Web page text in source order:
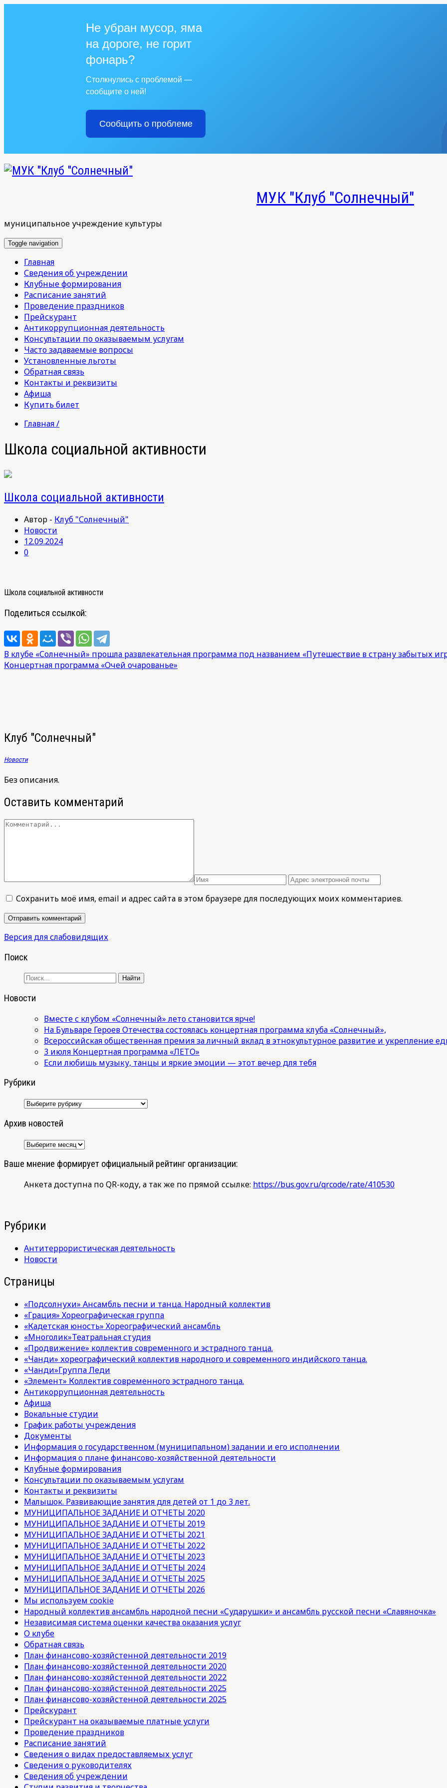
Не убран мусор, яма
на дороге, не горит
фонарь?
Столкнулись с проблемой —
сообщите о ней!
Сообщить о проблеме
МУК "Клуб "Солнечный"
муниципальное учреждение культуры
Toggle navigation
Главная
Сведения об учреждении
Клубные формирования
Расписание занятий
Проведение праздников
Прейскурант
Антикоррупционная деятельность
Консультации по оказываемым услугам
Часто задаваемые вопросы
Установленные льготы
Обратная связь
Контакты и реквизиты
Афиша
Купить билет
Главная /
Школа социальной активности
Школа социальной активности
Автор - Клуб "Солнечный"
Новости
12.09.2024
0
Школа социальной активности
Поделиться ссылкой:
Навигация
по
В клубе «Солнечный» прошла развлекательная программа под названием «Путешествие в страну забытых
Концертная программа «Очей очарованье»
Клуб "Солнечный"
Новости
Без описания.
Оставить комментарий
Сохранить моё имя, email и адрес сайта в этом браузере для последующих моих комментариев.
Версия для слабовидящих
Поиск
Новости
Вместе с клубом «Солнечный» лето становится ярче!
На Бульваре Героев Отечества состоялась концертная программа клуба «Солнечный»,
Всероссийская общественная премия за личный вклад в этнокультурное развитие и
3 июля Концертная программа «ЛЕТО»
Если любишь музыку, танцы и яркие эмоции — этот вечер для тебя
Рубрики
Рубрики
Архив новостей
Архив
Ваше мнение формирует официальный рейтинг организации:
Анкета доступна по QR-коду, а так же по прямой ссылке: https://bus.gov.ru/qrcode/rate/410530
Рубрики
Антитеррористическая деятельность
Новости
Страницы
«Подсолнухи» Ансамбль песни и танца. Народный коллектив
«Грация» Хореографическая группа
«Кадетская юность» Хореографический ансамбль
«Многолик»Театральная студия
«Продвижение» коллектив современного и эстрадного танца.
«Чанди» хореографический коллектив народного и современного индийского танца.
«Чанди»Группа Леди
«Элемент» Коллектив современного эстрадного танца.
Антикоррупционная деятельность
Афиша
Вокальные студии
График работы учреждения
Документы
Информация о государственном (муниципальном) задании и его исполнении
Информация о плане финансово-хозяйственной деятельности
Клубные формирования
Консультации по оказываемым услугам
Контакты и реквизиты
Малышок. Развивающие занятия для детей от 1 до 3 лет.
МУНИЦИПАЛЬНОЕ ЗАДАНИЕ И ОТЧЕТЫ 2020
МУНИЦИПАЛЬНОЕ ЗАДАНИЕ И ОТЧЕТЫ 2019
МУНИЦИПАЛЬНОЕ ЗАДАНИЕ И ОТЧЕТЫ 2021
МУНИЦИПАЛЬНОЕ ЗАДАНИЕ И ОТЧЕТЫ 2022
МУНИЦИПАЛЬНОЕ ЗАДАНИЕ И ОТЧЕТЫ 2023
МУНИЦИПАЛЬНОЕ ЗАДАНИЕ И ОТЧЕТЫ 2024
МУНИЦИПАЛЬНОЕ ЗАДАНИЕ И ОТЧЕТЫ 2025
МУНИЦИПАЛЬНОЕ ЗАДАНИЕ И ОТЧЕТЫ 2026
Мы используем cookie
Народный коллектив ансамбль народной песни «Сударушки» и ансамбль русской песни «Славяночка»
Независимая система оценки качества оказания услуг
О клубе
Обратная связь
План финансово-хозяйстенной деятельности 2019
План финансово-хозяйстенной деятельности 2020
План финансово-хозяйстенной деятельности 2022
План финансово-хозяйстенной деятельности 2025
План финансово-хозяйстенной деятельности 2025
Прейскурант
Прейскурант на оказываемые платные услуги
Проведение праздников
Расписание занятий
Сведения о видах предоставляемых услуг
Сведения о руководителях
Сведения об учреждении